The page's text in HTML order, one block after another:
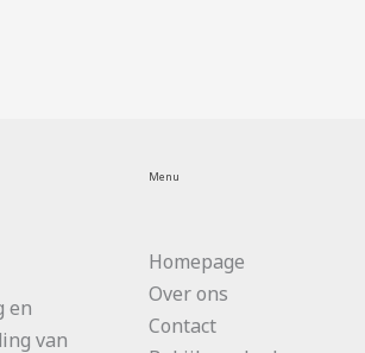
en
van
Menu
Homepage
Over ons
Contact